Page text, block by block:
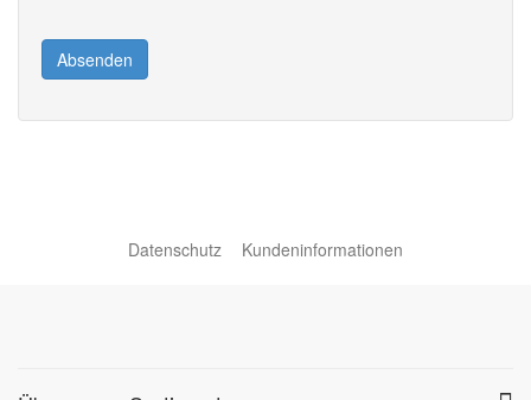
Absenden
Datenschutz Kundeninformationen